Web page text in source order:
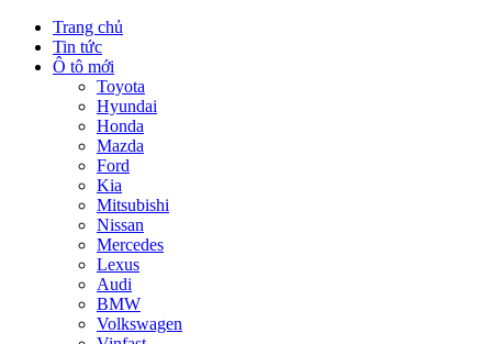
Trang chủ
Tin tức
Ô tô mới
Toyota
Hyundai
Honda
Mazda
Ford
Kia
Mitsubishi
Nissan
Mercedes
Lexus
Audi
BMW
Volkswagen